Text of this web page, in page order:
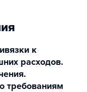
расходов.
требованиям